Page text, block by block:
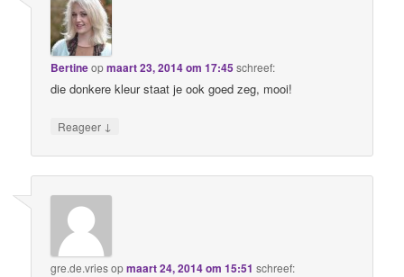
Bertineopmaart 23, 2014 om 17:45 schreef:
die donkere kleur staat je ook goed zeg, mooi!
Reageer ↓
gre.de.vriesopmaart 24, 2014 om 15:51 schreef: